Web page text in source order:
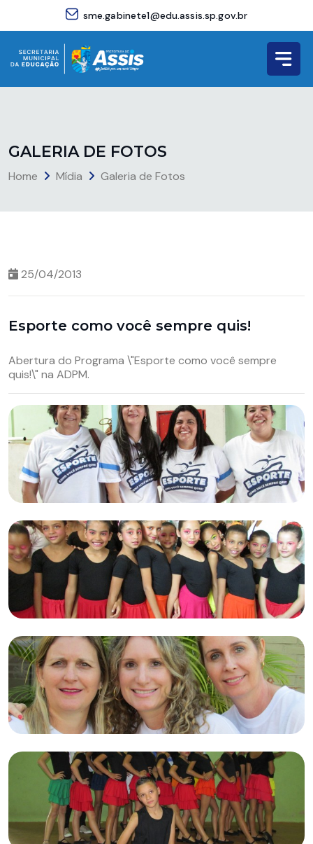
sme.gabinete1@edu.assis.sp.gov.br
GALERIA DE FOTOS
Home Mídia Galeria de Fotos
25/04/2013
Esporte como você sempre quis!
Abertura do Programa \"Esporte como você sempre
quis!\" na ADPM.